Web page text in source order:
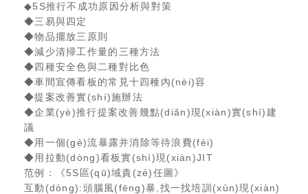
◆5S推行不成功原因分析與對策
◆三易與四定
◆物品擺放三原則
◆減少清掃工作量的三種方法
◆四種安全色與二種對比色
◆車間宣傳看板的常見十四種內(nèi)容
◆提案改善實(shí)施辦法
◆企業(yè)推行提案改善幾點(diǎn)現(xiàn)實(shí)建
議
◆用一個(gè)流暴露并消除等待浪費(fèi)
◆用拉動(dòng)看板實(shí)現(xiàn)JIT
范例：《5S區(qū)域責(zé)任圖》
互動(dòng):頭腦風(fēng)暴,找一找培訓(xùn)現(xiàn)